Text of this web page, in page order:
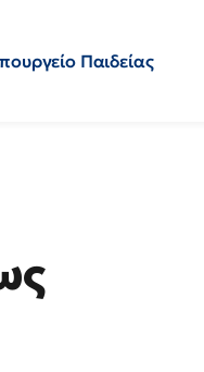
Παιδείας